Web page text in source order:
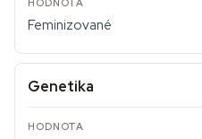
Feminizované
Genetika